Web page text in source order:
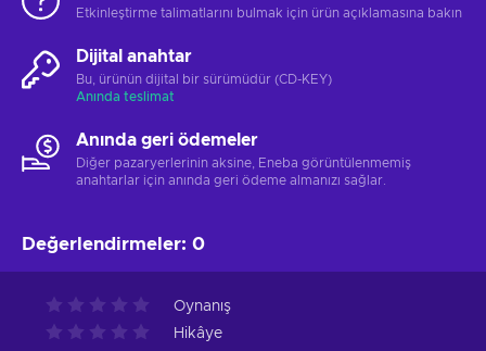
Etkinleştirme talimatlarını bulmak için ürün açıklamasına bakın
Dijital anahtar
Bu, ürünün dijital bir sürümüdür (CD-KEY)
Anında teslimat
Anında geri ödemeler
Diğer pazaryerlerinin aksine, Eneba görüntülenmemiş
anahtarlar için anında geri ödeme almanızı sağlar.
Değerlendirmeler: 0
Oynanış
Hikâye